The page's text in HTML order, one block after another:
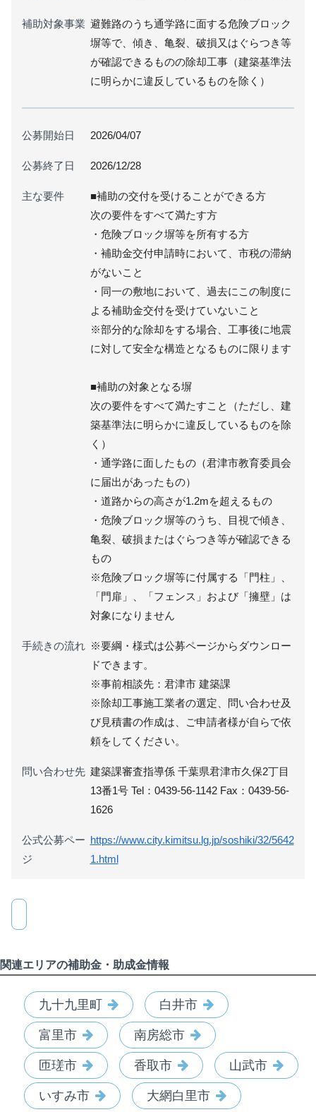
補助対象事業 避難路のうち通学路に面する危険ブロック
塀等で、傾き、亀裂、破損又はぐらつき等
が確認できるものの除却工事（建築基準法
に明らかに違反しているものを除く）
公募開始日 2026/04/07
公募終了日 2026/12/28
主な要件
■補助の交付を受けることができる方
次の要件をすべて満たす方
・危険ブロック塀等を所有する方
・補助金交付申請時において、市税の滞納
がないこと
・同一の敷地において、過去にこの制度に
よる補助金交付を受けていないこと
※部分的な除却をする場合、工事後に地震
に対して安全な構造となるものに限ります
■補助の対象となる塀
次の要件をすべて満たすこと（ただし、建
築基準法に明らかに違反しているものを除
く）
・通学路に面したもの（君津市教育委員会
に届出があったもの）
・道路からの高さが1.2mを超えるもの
・危険ブロック塀等のうち、目視で傾き、
亀裂、破損またはぐらつき等が確認できる
もの
※危険ブロック塀等に付属する「門柱」、
「門扉」、「フェンス」および「擁壁」は
対象になりません
手続きの流れ ※要綱・様式は公募ページからダウンロー
ドできます。
※事前相談先：君津市 建築課
※除却工事施工業者の選定、問い合わせ及
び見積書の作成は、ご申請者様が自らで依
頼をしてください。
問い合わせ先 建築課審査指導係 千葉県君津市久保2丁目
13番1号 Tel：0439-56-1142 Fax：0439-56-
1626
公式公募ペー
ジ
https://www.city.kimitsu.lg.jp/soshiki/32/5642
1.html
関連エリアの補助金・助成金情報
九十九里町 白井市
富里市 南房総市
匝瑳市 香取市 山武市
いすみ市 大網白里市